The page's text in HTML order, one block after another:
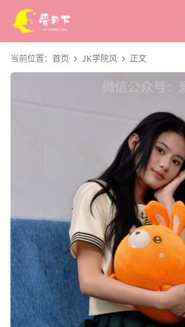
当前位置： 首页 JK学院风 正文